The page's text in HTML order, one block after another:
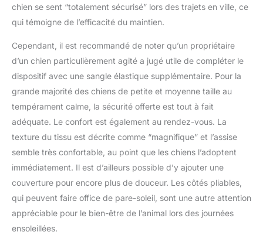
pour harnais/collier
Design multifonction :
devant pour un accès
prolongé. Fonctionne
également comme un
fantastique lit de
voyage portable.
latérales faciles d'accès
et fond antidérapant.
Conçu au Canada
chien se sent “totalement sécurisé” lors des trajets en ville, ce
qui témoigne de l’efficacité du maintien.
Cependant, il est recommandé de noter qu’un propriétaire
d’un chien particulièrement agité a jugé utile de compléter le
dispositif avec une sangle élastique supplémentaire. Pour la
grande majorité des chiens de petite et moyenne taille au
tempérament calme, la sécurité offerte est tout à fait
adéquate. Le confort est également au rendez-vous. La
texture du tissu est décrite comme “magnifique” et l’assise
semble très confortable, au point que les chiens l’adoptent
immédiatement. Il est d’ailleurs possible d’y ajouter une
couverture pour encore plus de douceur. Les côtés pliables,
qui peuvent faire office de pare-soleil, sont une autre attention
appréciable pour le bien-être de l’animal lors des journées
ensoleillées.